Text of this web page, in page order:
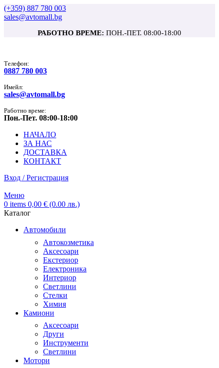
(+359) 887 780 003
sales@avtomall.bg
РАБОТНО ВРЕМЕ: ПОН.-ПЕТ. 08:00-18:00
Tелефон:
0887 780 003
Имейл:
sales@avtomall.bg
Работно време:
Пон.-Пет. 08:00-18:00
НАЧАЛО
ЗА НАС
ДОСТАВКА
КОНТАКТ
Вход / Регистрация
Меню
0 items 0,00 € (0.00 лв.)
Каталог
Автомобили
Автокозметика
Аксесоари
Екстериор
Електроника
Интериор
Светлини
Стелки
Химия
Камиони
Аксесоари
Други
Инструменти
Светлини
Мотори